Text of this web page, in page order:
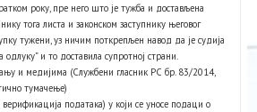
року, пре него што је тужба и достављена
тога листа и законском заступнику његовог
тужени, уз ничим поткрепљен навод да је судија
и то доставила супротној страни.
и медијима (Службени гласник РС бр. 83/2014,
тумачење)
података) у који се уносе подаци о